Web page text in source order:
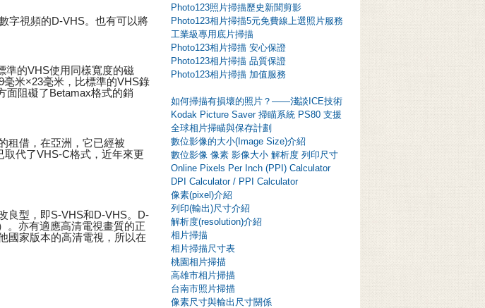
字視頻的D-VHS。也有可以將
準的VHS使用同樣寬度的磁
米×23毫米，比標準的VHS錄
面阻礙了Betamax格式的銷
租借，在亞洲，它已經被
代了VHS-C格式，近年來更
良型，即S-VHS和D-VHS。D-
。亦有適應高清電視畫質的正
國家版本的高清電視，所以在
Photo123照片掃描歷史新聞剪影
Photo123相片掃描5元免費線上選照片服務
工業級專用底片掃描
Photo123相片掃描 安心保證
Photo123相片掃描 品質保證
Photo123相片掃描 加值服務
如何掃描有損壞的照片？——淺談ICE技術
Kodak Picture Saver 掃瞄系統 PS80 支援
全球相片掃瞄與保存計劃
數位影像的大小(Image Size)介紹
數位影像 像素 影像大小 解析度 列印尺寸
Online Pixels Per Inch (PPI) Calculator
DPI Calculator / PPI Calculator
像素(pixel)介紹
列印(輸出)尺寸介紹
解析度(resolution)介紹
相片掃描
相片掃描尺寸表
桃園相片掃描
高雄市相片掃描
台南市照片掃描
像素尺寸與輸出尺寸關係